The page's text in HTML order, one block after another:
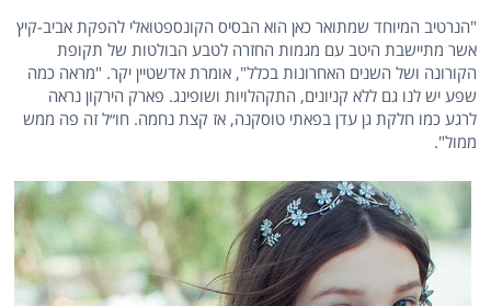
"הנרטיב המיוחד שמתואר כאן הוא הבסיס הקונספטואלי להפקת אביב-קיץ
אשר מתיישבת היטב עם מגמות החזרה לטבע הבולטות של תקופת
הקורונה ושל השנים האחרונות בכלל", אומרת אדשטיין יקר. "מראה כמה
שפע יש לנו גם ללא קניונים, התקהלויות ושופינג. פארק הירקון נראה
לרגע כמו חלקת גן עדן בפאתי טוסקנה, אז קצת נחמה. חו״ל זה פה ממש
ממול".